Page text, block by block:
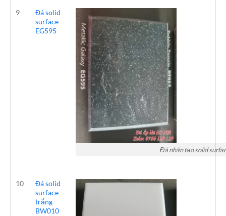
9
Đá solid
surface
EG595
Đá nhân tạo solid
10
Đá solid
surface
trắng
BW010